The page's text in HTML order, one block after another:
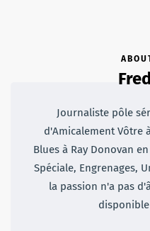
Journaliste pôle
d'Amicalement Vôtre
Blues à Ray Donovan
Spéciale, Engrenages,
la passion n'a pas